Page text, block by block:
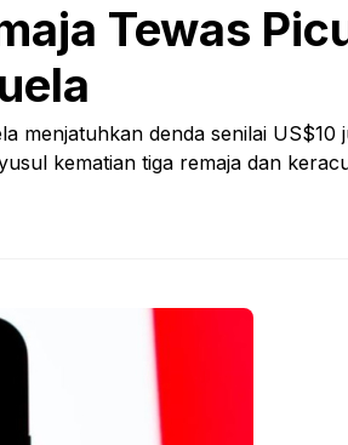
Tewas
menjatuhkan denda senilai US$10
kematian tiga remaja dan